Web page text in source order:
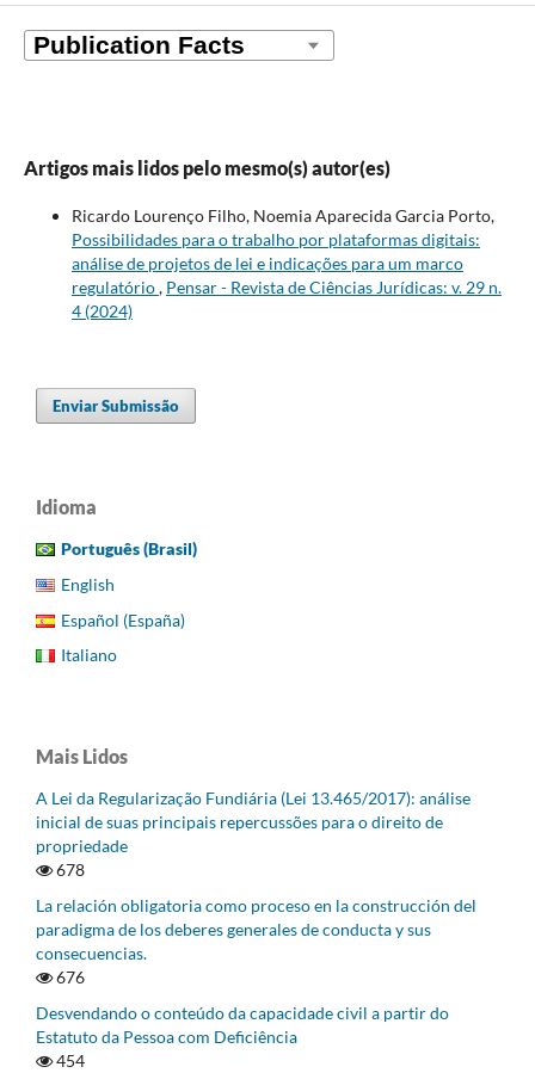
Artigos mais lidos pelo mesmo(s) autor(es)
Ricardo Lourenço Filho, Noemia Aparecida Garcia Porto,
Possibilidades para o trabalho por plataformas digitais:
análise de projetos de lei e indicações para um marco
regulatório, Pensar - Revista de Ciências Jurídicas: v. 29 n.
4 (2024)
Enviar Submissão
Idioma
Português (Brasil)
English
Español (España)
Italiano
Mais Lidos
A Lei da Regularização Fundiária (Lei 13.465/2017): análise
inicial de suas principais repercussões para o direito de
propriedade
678
La relación obligatoria como proceso en la construcción del
paradigma de los deberes generales de conducta y sus
consecuencias.
676
Desvendando o conteúdo da capacidade civil a partir do
Estatuto da Pessoa com Deficiência
454